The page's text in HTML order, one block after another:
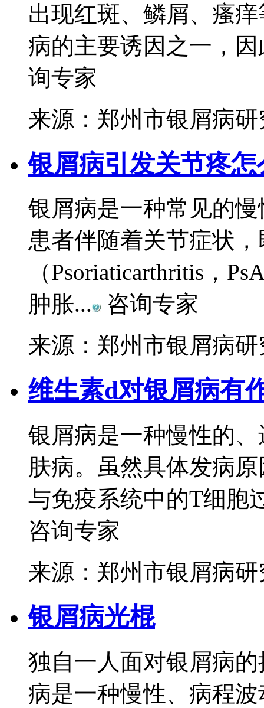
出现红斑、鳞屑、瘙
病的主要诱因之一，
询专家
来源：郑州市银屑病
银屑病引发关节疼怎
银屑病是一种常见的
患者伴随着关节症状
（Psoriaticarthritis，
肿胀...
咨询专家
来源：郑州市银屑病
维生素d对银屑病有
银屑病是一种慢性的
肤病。虽然具体发病
与免疫系统中的T细胞
咨询专家
来源：郑州市银屑病
银屑病光棍
独自一人面对银屑病
病是一种慢性、病程